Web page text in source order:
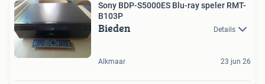
Sony BDP-S5000ES Blu-ray speler RMT-
B103P
Bieden Details
Alkmaar 23 jun 26